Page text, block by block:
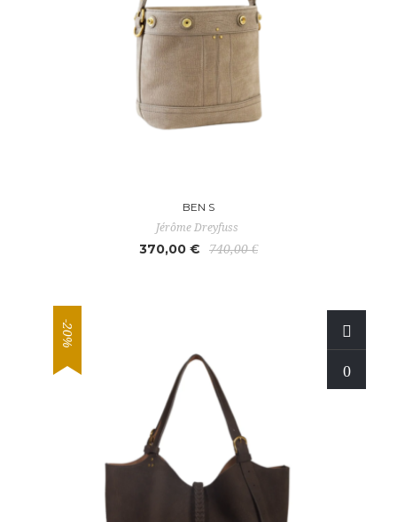
BEN S
Jérôme Dreyfuss
370,00 € 740,00 €
-20%